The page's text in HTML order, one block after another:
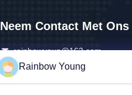
Neem Contact Met Ons
rainbowyoun@163.com
86-134-8609-0251
Rainbow Young